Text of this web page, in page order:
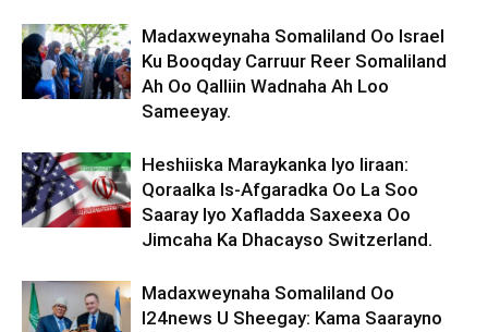
Madaxweynaha Somaliland Oo Israel
Ku Booqday Carruur Reer Somaliland
Ah Oo Qalliin Wadnaha Ah Loo
Sameeyay.
Heshiiska Maraykanka Iyo Iiraan:
Qoraalka Is-Afgaradka Oo La Soo
Saaray Iyo Xafladda Saxeexa Oo
Jimcaha Ka Dhacayso Switzerland.
Madaxweynaha Somaliland Oo
I24news U Sheegay: Kama Saarayno